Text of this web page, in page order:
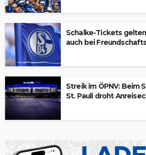
Schalke-Tickets
auch bei
Streik im ÖPNV: Beim
St. Pauli droht